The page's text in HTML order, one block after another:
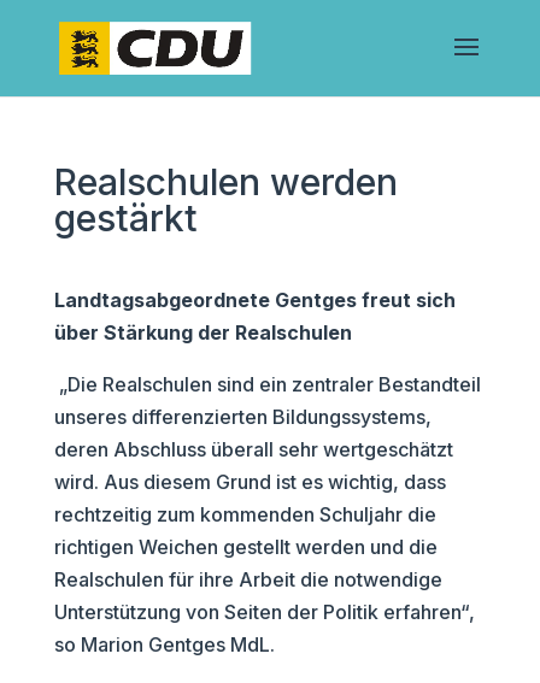
Realschulen werden
gestärkt
Landtagsabgeordnete Gentges freut sich
über Stärkung der Realschulen
„Die Realschulen sind ein zentraler Bestandteil
unseres differenzierten Bildungssystems,
deren Abschluss überall sehr wertgeschätzt
wird. Aus diesem Grund ist es wichtig, dass
rechtzeitig zum kommenden Schuljahr die
richtigen Weichen gestellt werden und die
Realschulen für ihre Arbeit die notwendige
Unterstützung von Seiten der Politik erfahren“,
so Marion Gentges MdL.